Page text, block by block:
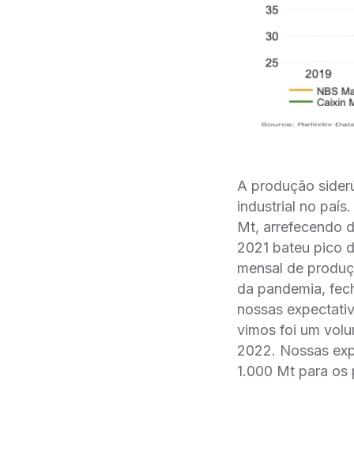
A produção
industrial no
Mt, arrefecendo
2021 bateu pico
mensal de
da pandemia,
nossas
vimos foi um
2022. Nossas
1.000 Mt para os